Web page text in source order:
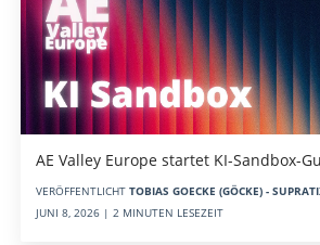
AE Valley Europe startet KI-Sandbox-
VERÖFFENTLICHT TOBIAS GOECKE (GÖCKE) -
JUNI 8, 2026 | 2 MINUTEN LESEZEIT